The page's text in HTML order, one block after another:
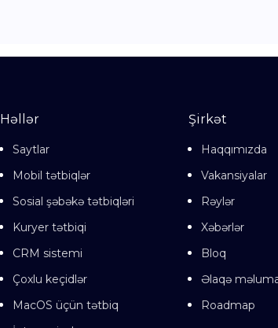
Həllər
Saytlar
Mobil tətbiqlər
Sosial şəbəkə tətbiqləri
Kuryer tətbiqi
CRM sistemi
Çoxlu keçidlər
MacOS üçün tətbiq
Şirkət
Haqqımızda
Vakansiyalar
Rəylər
Xəbərlər
Bloq
Əlaqə
Roadmap